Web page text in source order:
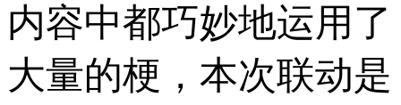
内容中都巧妙地运用了
大量的梗，本次联动是